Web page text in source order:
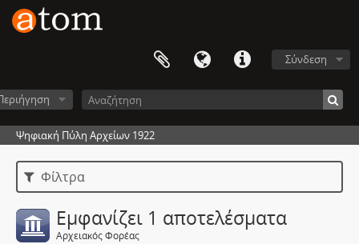
Σύνδεση
Ψηφιακή Πύλη Αρχείων 1922
Φίλτρα
Εμφανίζει 1 αποτελέσματα
Αρχειακός Φορέας